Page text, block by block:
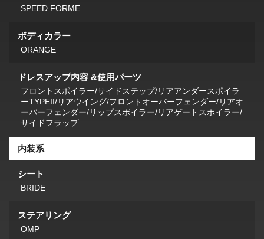
SPEED FORME
ボディカラー
ORANGE
ドレスアップ内容 &使用パーツ
フロントスポイラー/サイドステップ/リアアンダースポイラ
ーTYPEII/リアウイング/フロントオーバーフェンダー/リアオ
ーバーフェンダー/リップスポイラー/リアゲートスポイラー/
サイドフラップ
内装系
シート
BRIDE
ステアリング
OMP